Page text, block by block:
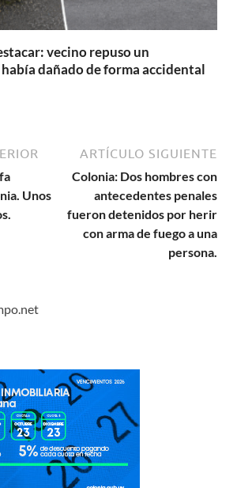
vecino repuso un
dañado de forma accidental
Unos
ARTÍCULO SIGUIENTE
Colonia: Dos hombres con
antecedentes penales
fueron detenidos por herir
con arma de fuego a una
persona.